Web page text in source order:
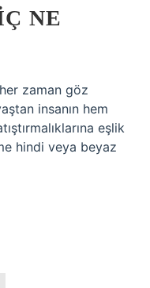
NE
zaman göz
insanın hem
eşlik
hindi veya beyaz